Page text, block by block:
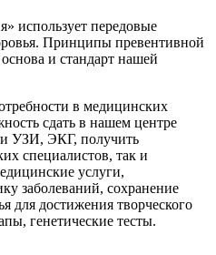
использует передовые
Принципы превентивной
и стандарт нашей
в медицинских
сдать в нашем центре
УЗИ, ЭКГ, получить
специалистов, так и
услуги,
заболеваний, сохранение
для достижения творческого
генетические тесты.